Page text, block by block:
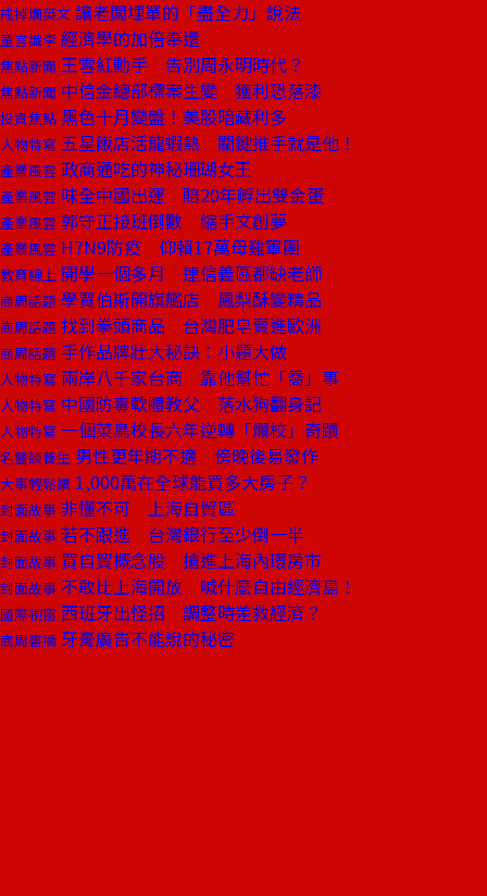
戒掉爛英文 讓老闆埋單的「盡全力」說法
童言識李 經濟學的加倍奉還
焦點新聞 王雪紅動手 告別周永明時代？
焦點新聞 中信金總部標案生變 獲利恐落漆
投資焦點 黑色十月變盤！美股暗藏利多
人物特寫 五星飯店活龍蝦熱 關鍵推手就是他！
產業風雲 政商通吃的神秘珊瑚女王
產業風雲 味全中國出運 賠20年孵出雙金蛋
產業風雲 郭守正接班倒數 縮手文創夢
產業風雲 H7N9防疫 仰賴17萬母雞軍團
教育線上 開學一個多月 連信義區都缺老師
商周話題 學賈伯斯開旗艦店 鳳梨酥變精品
商周話題 找到拳頭商品 台灣肥皂賣進歐洲
商周話題 手作品牌壯大秘訣：小題大做
人物特寫 兩岸八千家台商 靠他幫忙「喬」事
人物特寫 中國防毒軟體教父 落水狗翻身記
人物特寫 一個菜鳥校長六年逆轉「爛校」奇蹟
名醫談養生 男性更年期不適 傍晚後易發作
大事輕鬆讀 1,000萬在全球能買多大房子？
封面故事 非懂不可 上海自貿區
封面故事 若不跟進 台灣銀行至少倒一半
封面故事 買自貿概念股 搶進上海內環房市
封面故事 不敢比上海開放 喊什麼自由經濟島！
國際視窗 西班牙出怪招 調整時差救經濟？
商周書摘 牙膏廣告不能說的秘密